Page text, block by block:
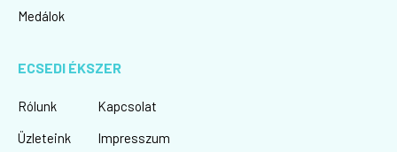
Medálok
ECSEDI ÉKSZER
Rólunk
Üzleteink
Kapcsolat
Impresszum